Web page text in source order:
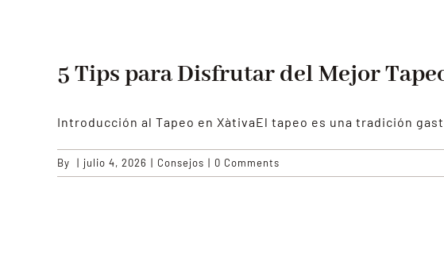
5 Tips para Disfrutar del Mejor
Introducción al Tapeo en XàtivaEl tapeo es una tradición
By | julio 4, 2026 | Consejos | 0 Comments